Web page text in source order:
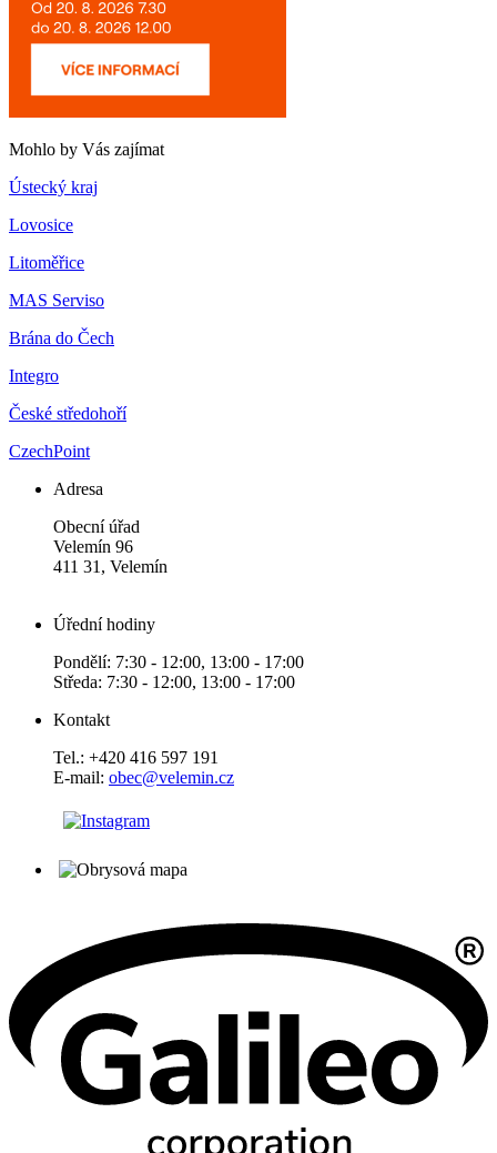
Mohlo by Vás zajímat
Ústecký kraj
Lovosice
Litoměřice
MAS Serviso
Brána do Čech
Integro
České středohoří
CzechPoint
Adresa
Obecní úřad
Velemín 96
411 31, Velemín
Úřední hodiny
Pondělí: 7:30 - 12:00, 13:00 - 17:00
Středa: 7:30 - 12:00, 13:00 - 17:00
Kontakt
Tel.: +420 416 597 191
E-mail: obec@velemin.cz